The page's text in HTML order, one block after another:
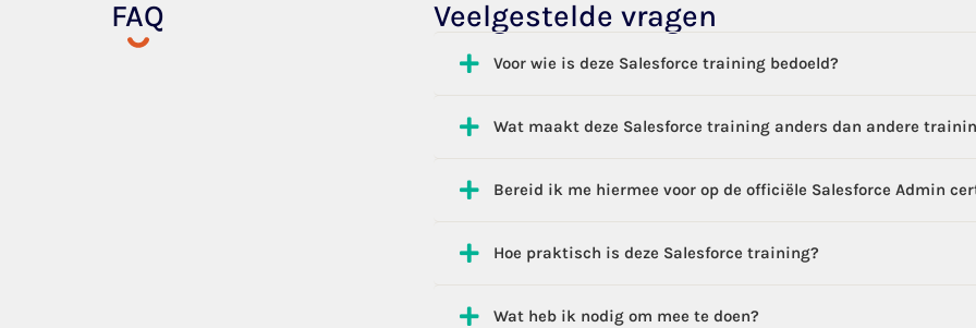
FAQ Veelgestelde vragen
Voor wie is deze Salesforce training bedoeld?
Wat maakt deze Salesforce training anders dan andere
Bereid ik me hiermee voor op de officiële Salesforce Admin
Hoe praktisch is deze Salesforce training?
Wat heb ik nodig om mee te doen?